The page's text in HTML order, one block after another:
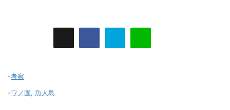
-考察
-ワノ国 魚人島